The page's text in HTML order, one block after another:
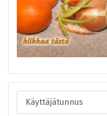
Käyttäjätunnus